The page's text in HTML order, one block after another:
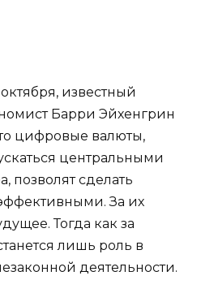
известный
Барри Эйхенгрин
цифровые валюты,
центральными
позволят сделать
За их
Тогда как за
лишь роль в
деятельности.